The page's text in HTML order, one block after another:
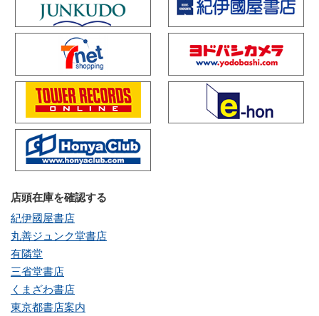
店頭在庫を確認する
紀伊國屋書店
丸善ジュンク堂書店
有隣堂
三省堂書店
くまざわ書店
東京都書店案内